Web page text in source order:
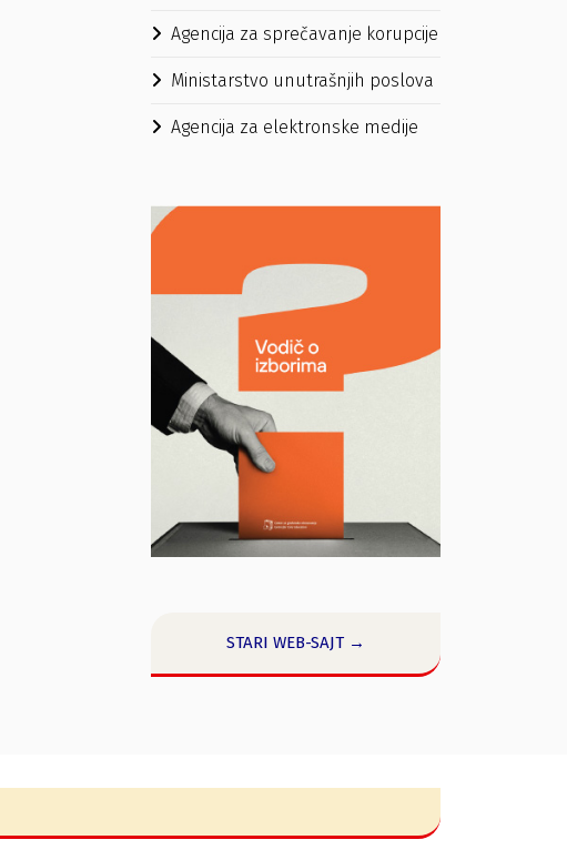
Agencija za sprečavanje korupcije
Ministarstvo unutrašnjih poslova
Agencija za elektronske medije
STARI WEB-SAJT →